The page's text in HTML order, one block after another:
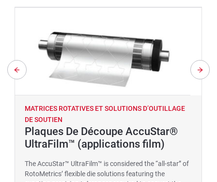
MATRICES ROTATIVES ET SOLUTIONS D’OUTILLAGE
DE SOUTIEN
Plaques De Découpe AccuStar®
UltraFilm™ (applications film)
The AccuStar™ UltraFilm™ is considered the “all-star” of
RotoMetrics’ flexible die solutions featuring the